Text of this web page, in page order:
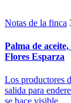
Notas de la finca
Palma de
Flores Esparza
Los productores
salida para
se hace visible...